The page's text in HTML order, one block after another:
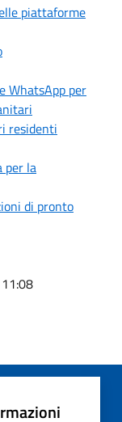
piattaforme
WhatsApp per
residenti
per la
di pronto